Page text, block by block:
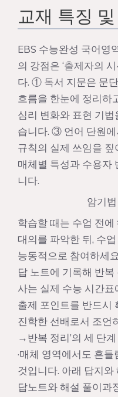
교재 특징
EBS 수능완성 국어영
의 강점은 ‘출제자의
다. ① 독서 지문은 문
흐름을 한눈에 정리하
심리 변화와 표현 기
습니다. ③ 언어 단원에
규칙의 실제 쓰임을
매체별 특성과 수용자
니다.
암기
학습할 때는 수업 전
대의를 파악한 뒤, 수
능동적으로 참여하세
답 노트에 기록해 반
사는 실제 수능 시간
출제 포인트를 반드시
진학한 선배로서 조언
→반복 정리’의 세 단
·매체 영역에서도 흔
것입니다. 아래 답지와
답노트와 해설 풀이과